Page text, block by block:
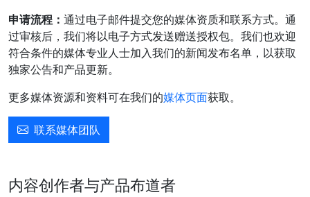
申请流程： 通过电子邮件提交您的媒体资质和联系方式。通
过审核后，我们将以电子方式发送赠送授权包。我们也欢迎
符合条件的媒体专业人士加入我们的新闻发布名单，以获取
独家公告和产品更新。
更多媒体资源和资料可在我们的媒体页面获取。
联系媒体团队
内容创作者与产品布道者